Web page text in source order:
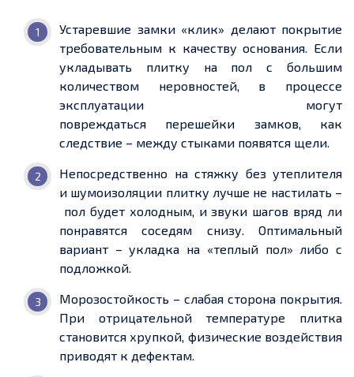
Устаревшие замки «клик» делают покрытие
требовательным к качествуоснования. Если
укладывать плитку на пол с большим
количеством неровностей, в процессе
эксплуатации могут
повреждаться перешейки замков, как
следствие – между стыками появятся щели.
Непосредственно на стяжку без утеплителя
и шумоизоляции плитку лучше не настилать –
пол будет холодным, и звуки шагов вряд ли
понравятся соседям снизу. Оптимальный
вариант – укладка на «теплый пол» либо с
подложкой.
Морозостойкость – слабая сторона покрытия.
При отрицательной температуре плитка
становится хрупкой, физические воздействия
приводят к дефектам.